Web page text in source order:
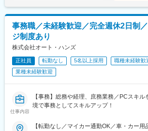
事務職／未経験歓迎／完全週休2日制
ジ制度あり
株式会社オート・ハンズ
正社員 転勤なし 5名以上採用
職種未経験歓
業種未経験歓迎
仕事内容
【事務】総務や経理、庶務業務／PCスキ
境で事務としてスキルアップ！
【転勤なし／マイカー通勤OK／車・カー